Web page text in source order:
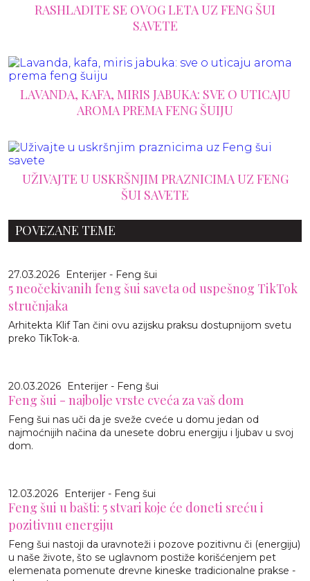
RASHLADITE SE OVOG LETA UZ FENG ŠUI
SAVETE
LAVANDA, KAFA, MIRIS JABUKA: SVE O UTICAJU
AROMA PREMA FENG ŠUIJU
UŽIVAJTE U USKRŠNJIM PRAZNICIMA UZ FENG
ŠUI SAVETE
POVEZANE TEME
27.03.2026 Enterijer - Feng šui
5 neočekivanih feng šui saveta od uspešnog TikTok
stručnjaka
Arhitekta Klif Tan čini ovu azijsku praksu dostupnijom svetu
preko TikTok-a.
20.03.2026 Enterijer - Feng šui
Feng šui - najbolje vrste cveća za vaš dom
Feng šui nas uči da je sveže cveće u domu jedan od
najmoćnijih načina da unesete dobru energiju i ljubav u svoj
dom.
12.03.2026 Enterijer - Feng šui
Feng šui u bašti: 5 stvari koje će doneti sreću i
pozitivnu energiju
Feng šui nastoji da uravnoteži i pozove pozitivnu či (energiju)
u naše živote, što se uglavnom postiže korišćenjem pet
elemenata pomenute drevne kineske tradicionalne prakse -